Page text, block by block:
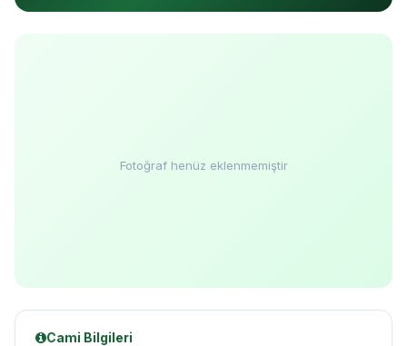
Fotoğraf henüz eklenmemiştir
Cami Bilgileri